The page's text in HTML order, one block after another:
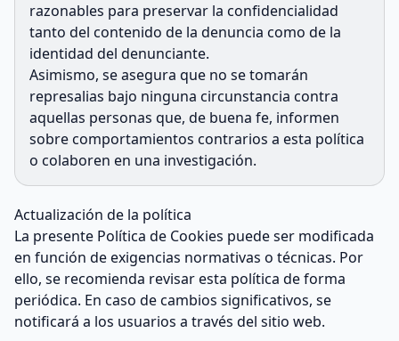
razonables para preservar la confidencialidad
tanto del contenido de la denuncia como de la
identidad del denunciante.
Asimismo, se asegura que no se tomarán
represalias bajo ninguna circunstancia contra
aquellas personas que, de buena fe, informen
sobre comportamientos contrarios a esta política
o colaboren en una investigación.
Actualización de la política
La presente Política de Cookies puede ser modificada
en función de exigencias normativas o técnicas. Por
ello, se recomienda revisar esta política de forma
periódica. En caso de cambios significativos, se
notificará a los usuarios a través del sitio web.